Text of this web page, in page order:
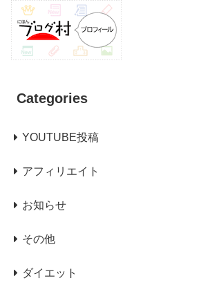
Categories
YOUTUBE投稿
アフィリエイト
お知らせ
その他
ダイエット